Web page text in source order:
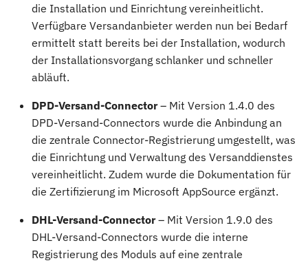
die Installation und Einrichtung vereinheitlicht.
Verfügbare Versandanbieter werden nun bei Bedarf
ermittelt statt bereits bei der Installation, wodurch
der Installationsvorgang schlanker und schneller
abläuft.
DPD-Versand-Connector– Mit Version 1.4.0 des
DPD-Versand-Connectors wurde die Anbindung an
die zentrale Connector-Registrierung umgestellt, was
die Einrichtung und Verwaltung des Versanddienstes
vereinheitlicht. Zudem wurde die Dokumentation für
die Zertifizierung im Microsoft AppSource ergänzt.
DHL-Versand-Connector– Mit Version 1.9.0 des
DHL-Versand-Connectors wurde die interne
Registrierung des Moduls auf eine zentrale